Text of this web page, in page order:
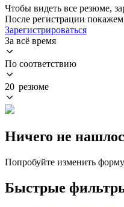
Чтобы видеть все резюме,
После регистрации
Зарегистрироваться
За всё время
По соответствию
20 резюме
Ничего не
Попробуйте изменить
Быстрые